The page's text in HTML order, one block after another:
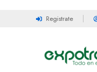
Registrate